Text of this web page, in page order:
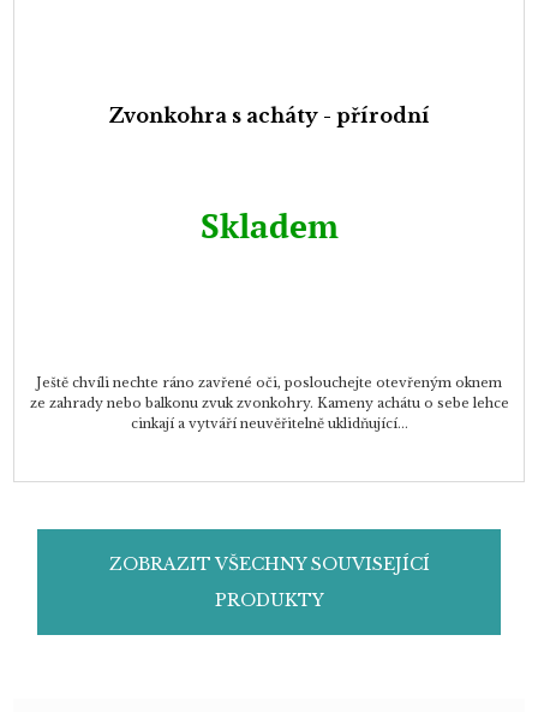
Zvonkohra s acháty - přírodní
Skladem
Ještě chvíli nechte ráno zavřené oči, poslouchejte otevřeným oknem
ze zahrady nebo balkonu zvuk zvonkohry. Kameny achátu o sebe lehce
cinkají a vytváří neuvěřitelně uklidňující...
ZOBRAZIT VŠECHNY SOUVISEJÍCÍ
PRODUKTY